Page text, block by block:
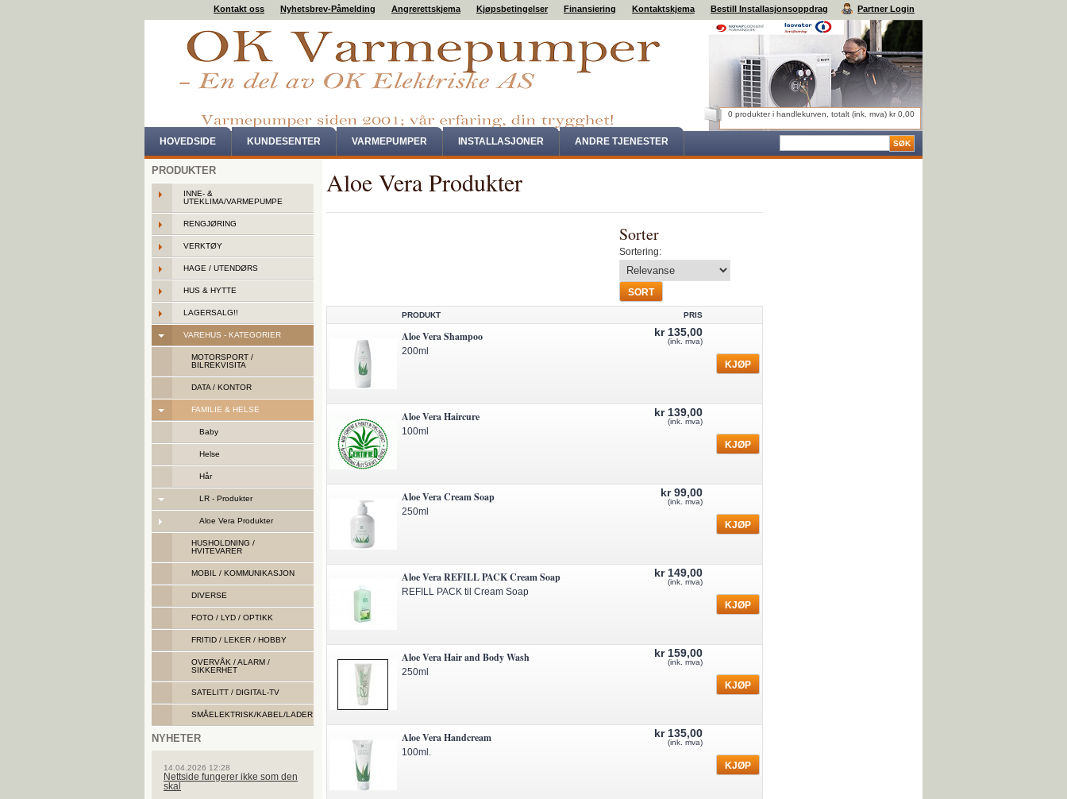
Kontakt oss Nyhetsbrev-Påmelding Angrerettskjema Kjøpsbetingelser Finansiering Kontaktskjema Bestill Installasjonsoppdrag Partner Login
0 produkter i handlekurven, totalt (ink. mva) kr 0,00
HOVEDSIDE KUNDESENTER VARMEPUMPER INSTALLASJONER ANDRE TJENESTER
PRODUKTER
INNE- &
UTEKLIMA/VARMEPUMPE
RENGJØRING
VERKTØY
HAGE / UTENDØRS
HUS & HYTTE
LAGERSALG!!
VAREHUS - KATEGORIER
MOTORSPORT /
BILREKVISITA
DATA / KONTOR
FAMILIE & HELSE
Baby
Helse
Hår
LR - Produkter
Aloe Vera Produkter
HUSHOLDNING /
HVITEVARER
MOBIL / KOMMUNIKASJON
DIVERSE
FOTO / LYD / OPTIKK
FRITID / LEKER / HOBBY
OVERVÅK / ALARM /
SIKKERHET
SATELITT / DIGITAL-TV
SMÅELEKTRISK/KABEL/LADER
NYHETER
14.04.2026 12:28
Nettside fungerer ikke som den
skal
Aloe Vera Produkter
Sorter
Sortering:
PRODUKT PRIS
Aloe Vera Shampoo
200ml
kr 135,00
(ink. mva)
Aloe Vera Haircure
100ml
kr 139,00
(ink. mva)
Aloe Vera Cream Soap
250ml
kr 99,00
(ink. mva)
Aloe Vera REFILL PACK Cream Soap
REFILL PACK til Cream Soap
kr 149,00
(ink. mva)
Aloe Vera Hair and Body Wash
250ml
kr 159,00
(ink. mva)
Aloe Vera Handcream
100ml.
kr 135,00
(ink. mva)